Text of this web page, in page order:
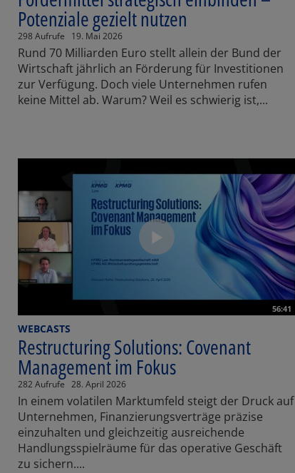
Potenziale gezielt nutzen
298 Aufrufe 19. Mai 2026
Rund 70 Milliarden Euro stellt allein der Bund der
Wirtschaft jährlich an Förderung für Investitionen
zur Verfügung. Doch viele Unternehmen rufen
keine Mittel ab. Warum? Weil es schwierig ist,...
56:41
WEBCASTS
Restructuring Solutions: Covenant
Management im Fokus
282 Aufrufe 28. April 2026
In einem volatilen Marktumfeld steigt der Druck auf
Unternehmen, Finanzierungsverträge präzise
einzuhalten und gleichzeitig ausreichende
Handlungsspielräume für das operative Geschäft
zu sichern....